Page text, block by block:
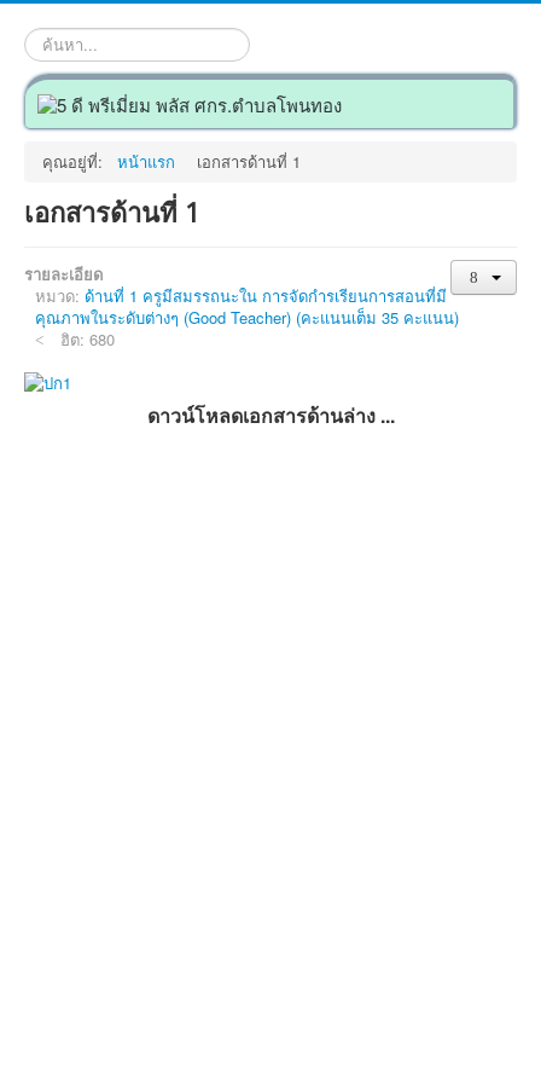
ค้นหา...
คุณอยู่ที่: หน้าแรก เอกสารด้านที่ 1
เอกสารด้านที่ 1
รายละเอียด
หมวด: ด้านที่ 1 ครูมีสมรรถนะใน การจัดกำรเรียนการสอนที่มี
คุณภาพในระดับต่างๆ (Good Teacher) (คะแนนเต็ม 35 คะแนน)
ฮิต: 680
ดาวน์โหลดเอกสารด้านล่าง ...